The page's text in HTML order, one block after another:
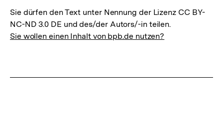
Sie dürfen den Text unter Nennung der Lizenz CC BY-
NC-ND 3.0 DE und des/der Autors/-in teilen.
Sie wollen einen Inhalt von bpb.de nutzen?